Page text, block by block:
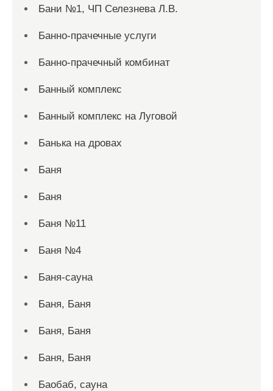
Бани №1, ЧП Селезнева Л.В.
Банно-прачечные услуги
Банно-прачечный комбинат
Банный комплекс
Банный комплекс на Луговой
Банька на дровах
Баня
Баня
Баня №11
Баня №4
Баня-сауна
Баня, Баня
Баня, Баня
Баня, Баня
Баобаб, сауна